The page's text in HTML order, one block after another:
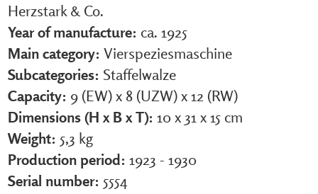
Herzstark & Co.
Year of manufacture: ca. 1925
Main category: Vierspeziesmaschine
Subcategories: Staffelwalze
Capacity: 9 (EW) x 8 (UZW) x 12 (RW)
Dimensions (H x B x T): 10 x 31 x 15 cm
Weight: 5,3 kg
Production period: 1923 - 1930
Serial number: 5554